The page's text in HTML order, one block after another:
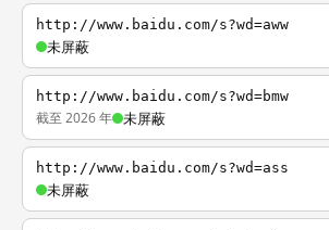
http://www.baidu.com/s?wd=aww
未屏蔽
http://www.baidu.com/s?wd=bmw
截至 2026 年 未屏蔽
http://www.baidu.com/s?wd=ass
未屏蔽